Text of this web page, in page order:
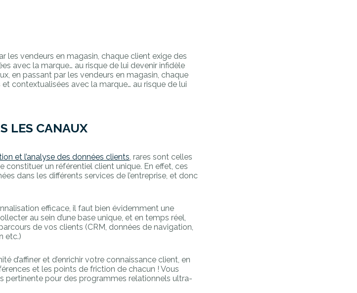
les vendeurs en magasin, chaque client exige des
avec la marque… au risque de lui devenir infidèle
en passant par les vendeurs en magasin, chaque
contextualisées avec la marque… au risque de lui
LES CANAUX
et l’analyse des données clients , rares sont celles
constituer un référentiel client unique. En effet, ces
dans les différents services de l’entreprise, et donc
efficace, il faut bien évidemment une
au sein d’une base unique, et en temps réel,
de vos clients (CRM, données de navigation,
etc.)
d’affiner et d’enrichir votre connaissance client, en
et les points de friction de chacun ! Vous
pertinente pour des programmes relationnels ultra-